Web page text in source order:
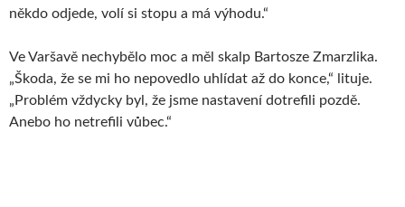
někdo odjede, volí si stopu a má výhodu.“
Ve Varšavě nechybělo moc a měl skalp Bartosze Zmarzlika.
„Škoda, že se mi ho nepovedlo uhlídat až do konce,“ lituje.
„Problém vždycky byl, že jsme nastavení dotrefili pozdě.
Anebo ho netrefili vůbec.“